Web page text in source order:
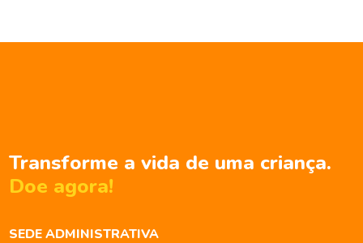
Transforme a vida de uma criança.
Doe agora!
SEDE ADMINISTRATIVA